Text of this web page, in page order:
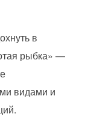
в
рыбка» —
видами и